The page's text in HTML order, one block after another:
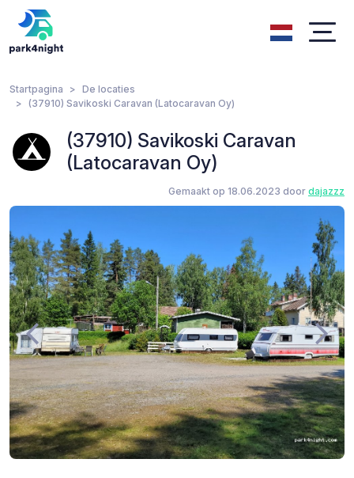
Startpagina
De locaties
(37910) Savikoski Caravan (Latocaravan Oy)
(37910) Savikoski Caravan
(Latocaravan Oy)
Gemaakt op 18.06.2023 door dajazzz